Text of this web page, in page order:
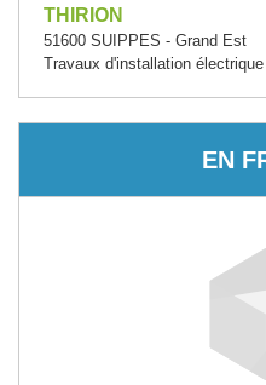
THIRION
51600 SUIPPES - Grand Est
Travaux d'installation
EN